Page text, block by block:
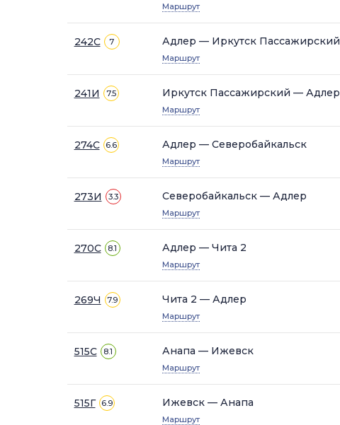
Маршрут
242С 7 Адлер — Иркутск Пассажирский
Маршрут
241И 7.5 Иркутск Пассажирский — Адлер
Маршрут
274С 6.6 Адлер — Северобайкальск
Маршрут
273И 3.3 Северобайкальск — Адлер
Маршрут
270С 8.1 Адлер — Чита 2
Маршрут
269Ч 7.9 Чита 2 — Адлер
Маршрут
515С 8.1 Анапа — Ижевск
Маршрут
515Г 6.9 Ижевск — Анапа
Маршрут